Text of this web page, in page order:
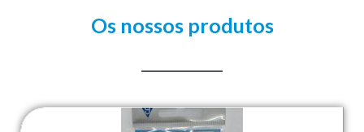
Os nossos produtos